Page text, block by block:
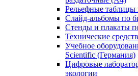
Рельефные таблицы
Слайд-альбомы по
Стенды и плакаты
Технические
Учебное
Scientific (Германия)
Цифровые
экологии